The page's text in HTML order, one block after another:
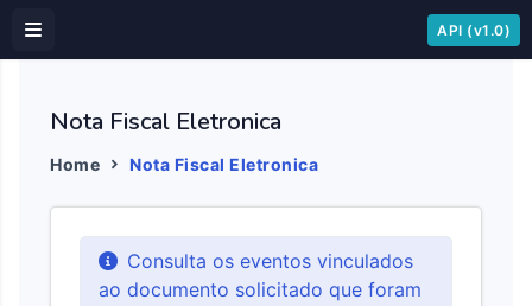
API (v1.0)
Nota Fiscal Eletronica
Home Nota Fiscal Eletronica
Consulta os eventos vinculados
ao documento solicitado que foram